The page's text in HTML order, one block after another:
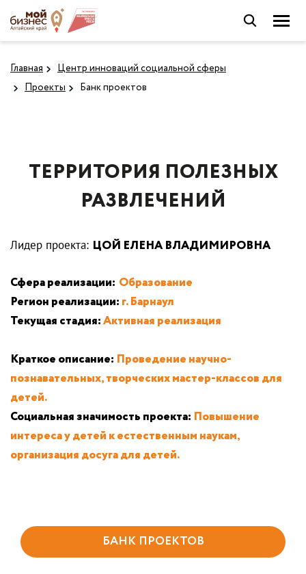
Главная
Центр инноваций социальной сферы
Проекты
Банк проектов
ТЕРРИТОРИЯ ПОЛЕЗНЫХ
РАЗВЛЕЧЕНИЙ
Лидер проекта: ЦОЙ ЕЛЕНА ВЛАДИМИРОВНА
Сфера реализации: Образование
Регион реализации: г. Барнаул
Текущая стадия:Активная реализация
Краткое описание: Проведение научно-
познавательных, творческих мастер-классов для
детей.
Социальная значимость проекта: Повышение
интереса у детей к естественным наукам,
организация досуга для детей.
БАНК ПРОЕКТОВ